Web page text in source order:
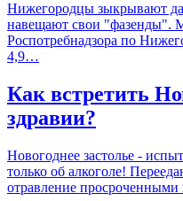
Нижегородцы зыкрывают
навещают свои "фазенды".
Роспотребнадзора по
4,9…
Как встретить
здравии?
Новогоднее застолье -
только об алкоголе!
отравление